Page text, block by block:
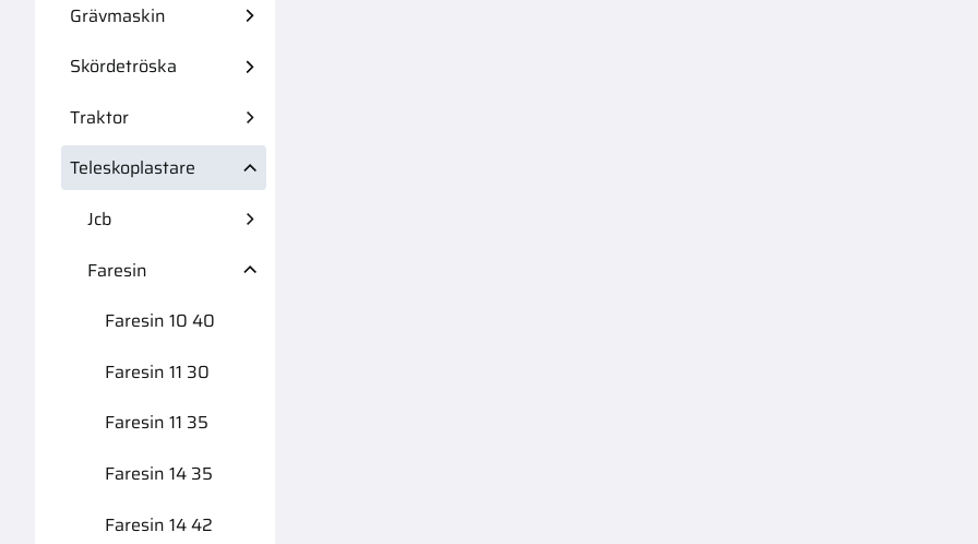
Grävmaskin
Skördetröska
Traktor
Teleskoplastare
Jcb
Faresin
Faresin 10 40
Faresin 11 30
Faresin 11 35
Faresin 14 35
Faresin 14 42